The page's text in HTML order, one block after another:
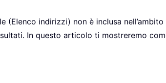
indirizzi) non è inclusa
In questo articolo ti mostreremo